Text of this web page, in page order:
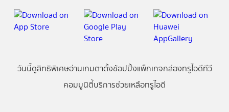
วันนี้ดูสิทธิพิเศษอ่านเกมตาตั้งช้อปปิ้งแพ็กเกจกล่องทรูไอดีทีวี
คอมมูนิตี้บริการช่วยเหลือทรูไอดี